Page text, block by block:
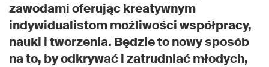
zawodami oferując kreatywnym
indywidualistom możliwości współpracy,
nauki i tworzenia. Będzie to nowy sposób
na to, by odkrywać i zatrudniać młodych,